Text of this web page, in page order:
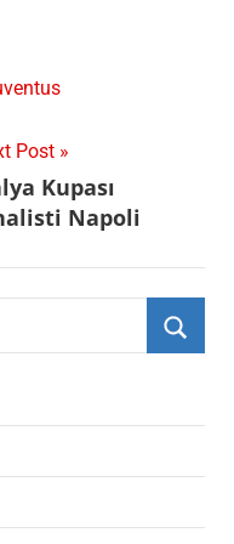
Post
Kupası
Napoli